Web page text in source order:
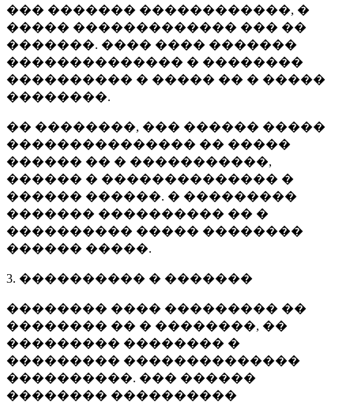
��� ������� ������������, �
����� ������������� ��� ��
�������. ���� ���� �������
�������������� � ��������
���������� � ����� �� � �����
��������.
�� ��������, ��� ������ �����
��������������� �� �����
������ �� � �����������,
������ � �������������� �
������ ������. � ���������
������� ���������� �� �
���������� ����� ��������
������ �����.
3. ���������� � �������
�������� ���� ��������� ��
�������� �� � ��������, ��
��������� �������� �
��������� ��������������
����������. ��� ������
�������� ����������